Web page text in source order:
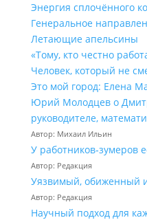
Энергия сплочённого
Генеральное
Летающие апельсины
«Тому, кто честно
Человек, который не
Это мой город: Елена
Юрий Молодцев о
руководителе,
Автор: Михаил Ильин
У работников‑зумеров
Автор: Редакция
Уязвимый, обиженный
Автор: Редакция
Научный подход для